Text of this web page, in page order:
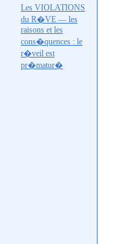
Les VIOLATIONS
du R�VE — les
raisons et les
cons�quences : le
r�veil est
pr�matur�